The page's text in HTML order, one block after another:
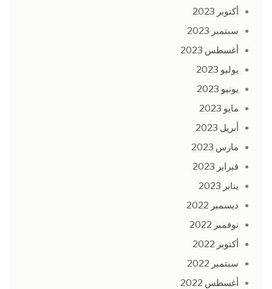
أكتوبر 2023
سبتمبر 2023
أغسطس 2023
يوليو 2023
يونيو 2023
مايو 2023
أبريل 2023
مارس 2023
فبراير 2023
يناير 2023
ديسمبر 2022
نوفمبر 2022
أكتوبر 2022
سبتمبر 2022
أغسطس 2022